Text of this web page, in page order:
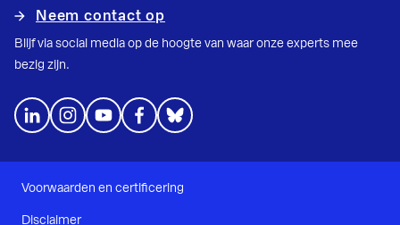
Neem contact op
Blijf via social media op de hoogte van waar onze experts mee
bezig zijn.
Voorwaarden en certificering
Disclaimer